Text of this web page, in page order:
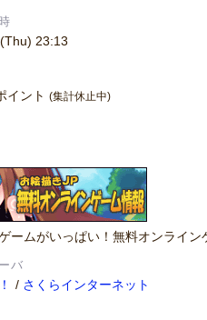
23:13
イント (集計休止中)
ームがいっぱい！無料オンライン
バ
/ さくらインターネット